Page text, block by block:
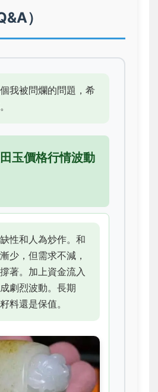
）
我被問爛的問題，希
玉價格行情波動
性和人為炒作。和
少，但需求不減，
著。加上資金流入
劇烈波動。長期
料還是保值。